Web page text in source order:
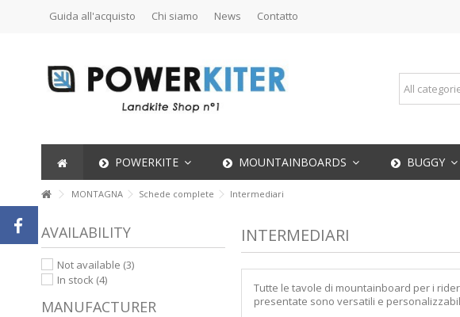
Guida all'acquisto Chi siamo News Contatto
POWERKITE MOUNTAINBOARDS BUGGY
MONTAGNA Schede complete Intermediari
INTERMEDIARI
Tutte le tavole di mountainboard per i
presentate sono versatili e
AVAILABILITY
Not available (3)
In stock (4)
MANUFACTURER